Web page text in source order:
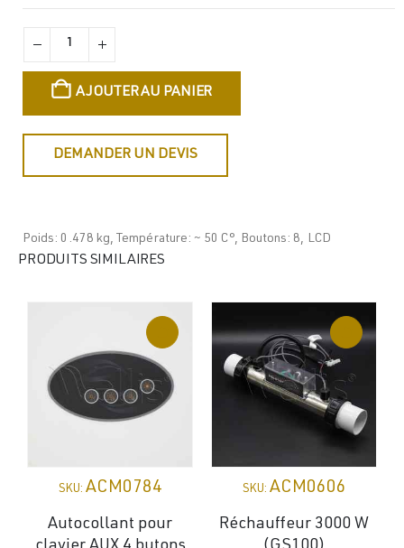
AJOUTER AU PANIER
DEMANDER UN DEVIS
Poids: 0.478 kg, Température: ~ 50 C°, Boutons: 8, LCD
PRODUITS SIMILAIRES
SKU: ACM0784
Autocollant pour
SKU: ACM0606
Réchauffeur 3000 W